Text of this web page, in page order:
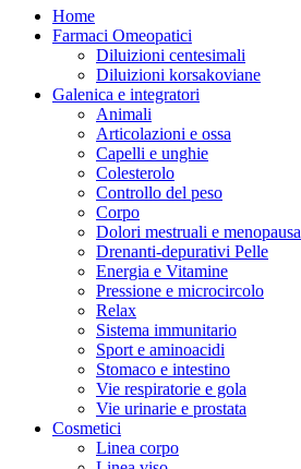
Home
Farmaci Omeopatici
Diluizioni centesimali
Diluizioni korsakoviane
Galenica e integratori
Animali
Articolazioni e ossa
Capelli e unghie
Colesterolo
Controllo del peso
Corpo
Dolori mestruali e menopausa
Drenanti-depurativi Pelle
Energia e Vitamine
Pressione e microcircolo
Relax
Sistema immunitario
Sport e aminoacidi
Stomaco e intestino
Vie respiratorie e gola
Vie urinarie e prostata
Cosmetici
Linea corpo